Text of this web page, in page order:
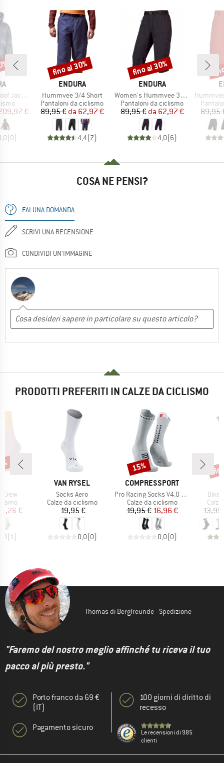
Jacket
ridotto
€
(0)
MARCHIO
ENDURA
Articolo
Hummvee 3/4 Short
Gruppo di prodotti
Pantaloni da ciclismo
Prezzo
89,95 € Prezzo ridotto
da 62,97 €
4,4(7)
Sconto
fino al 30%
MARCHIO
ENDURA
Articolo
Women's Hummvee 3/4 Short mit Innenhose
Gruppo di prodotti
Pantaloni da ciclismo
Prezzo
89,95 € Prezzo ridotto
da 62,97 €
4,0(6)
Sconto
fino al 30%
Articolo
Hummvee
89,95
COSA NE PENSI?
FAI UNA DOMANDA
SCRIVI UNA RECENSIONE
CONDIVIDI UN'IMMAGINE
PRODOTTI PREFERITI IN CALZE DA CICLISMO
Crew
ridotto
€
(1)
MARCHIO
VAN RYSEL
Articolo
Socks Aero
Gruppo di prodotti
Calze da ciclismo
Prezzo
19,95 €
0,0(0)
MARCHIO
COMPRESSPORT
Articolo
Pro Racing Socks V4.0 Ultralight Bike
Gruppo di prodotti
Calze da ciclismo
Prezzo
19,95 €Prezzo ridotto
16,96 €
0,0(0)
Sconto
15%
Bike
13,95
Thomas di Bergfreunde - Spedizione
"Faremo del nostro meglio affinché tu riceva il tuo
pacco al più presto."
Porto franco da 69 €
(IT)
Pagamento sicuro
100 giorni di diritto di
recesso
Le recensioni di 985
clienti